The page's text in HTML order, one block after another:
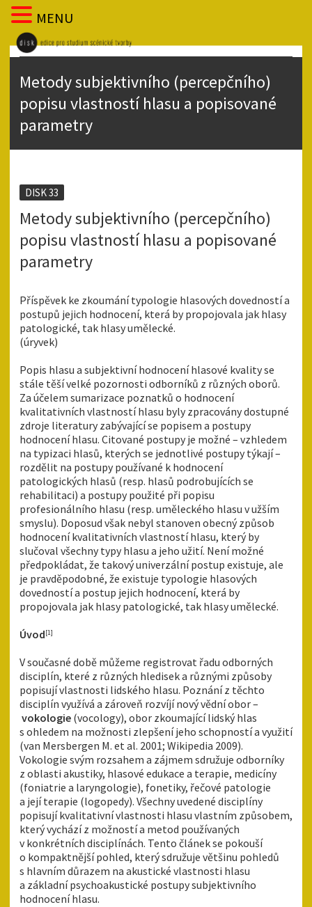
Metody subjektivního (percepčního)
popisu vlastností hlasu a popisované
parametry
DISK 33
Metody subjektivního (percepčního)
popisu vlastností hlasu a popisované
parametry
Příspěvek ke zkoumání typologie hlasových dovedností a
postupů jejich hodnocení, která by propojovala jak hlasy
patologické, tak hlasy umělecké.
(úryvek)
Popis hlasu a subjektivní hodnocení hlasové kvality se
stále těší velké pozornosti odborníků z různých oborů.
Za účelem sumarizace poznatků o hodnocení
kvalitativních vlastností hlasu byly zpracovány dostupné
zdroje literatury zabývající se popisem a postupy
hodnocení hlasu. Citované postupy je možné – vzhledem
na typizaci hlasů, kterých se jednotlivé postupy týkají –
rozdělit na postupy používané k hodnocení
patologických hlasů (resp. hlasů podrobujících se
rehabilitaci) a postupy použité při popisu
profesionálního hlasu (resp. uměleckého hlasu v užším
smyslu). Doposud však nebyl stanoven obecný způsob
hodnocení kvalitativních vlastností hlasu, který by
slučoval všechny typy hlasu a jeho užití. Není možné
předpokládat, že takový univerzální postup existuje, ale
je pravděpodobné, že existuje typologie hlasových
dovedností a postup jejich hodnocení, která by
propojovala jak hlasy patologické, tak hlasy umělecké.
Úvod[1]
V současné době můžeme registrovat řadu odborných
disciplín, které z různých hledisek a různými způsoby
popisují vlastnosti lidského hlasu. Poznání z těchto
disciplín využívá a zároveň rozvíjí nový vědní obor –
vokologie (vocology), obor zkoumající lidský hlas
s ohledem na možnosti zlepšení jeho schopností a využití
(van Mersbergen M. et al. 2001; Wikipedia 2009).
Vokologie svým rozsahem a zájmem sdružuje odborníky
z oblasti akustiky, hlasové edukace a terapie, medicíny
(foniatrie a laryngologie), fonetiky, řečové patologie
a její terapie (logopedy). Všechny uvedené disciplíny
popisují kvalitativní vlastnosti hlasu vlastním způsobem,
který vychází z možností a metod používaných
v konkrétních disciplínách. Tento článek se pokouší
o kompaktnější pohled, který sdružuje většinu pohledů
s hlavním důrazem na akustické vlastnosti hlasu
a základní psychoakustické postupy subjektivního
hodnocení hlasu.
MENU